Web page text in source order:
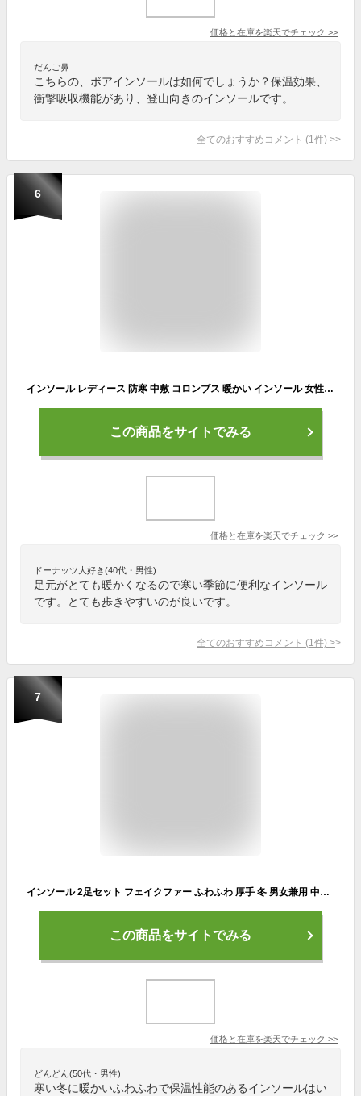
価格と在庫を楽天でチェック >>
だんご鼻
こちらの、ボアインソールは如何でしょうか？保温効果、
衝撃吸収機能があり、登山向きのインソールです。
全てのおすすめコメント (1 件) >
6
インソール レディース 防寒 中敷 コロンブス 暖かい インソール 女性 秋 冬 ウール 保温 羊毛 消臭 あたたかい 女性インソール columbus ウインターインソール 女性用 レディース 靴付属品 靴ケア用品 婦人 シューズ 履き物 【あす楽】10代 20代 30代 40代 50代 60代
この商品をサイトでみる
価格と在庫を楽天でチェック >>
ドーナッツ大好き(40代・男性)
足元がとても暖かくなるので寒い季節に便利なインソール
です。とても歩きやすいのが良いです。
全てのおすすめコメント (1 件) >
7
インソール 2足セット フェイクファー ふわふわ 厚手 冬 男女兼用 中敷き 22.5cm-27.0cm 暖かい 吸汗 防臭 防寒 保温 もこもこ 柔らかい 寒さ対策 クッション ブーツ スニーカー レディース メンズ 送料無料
この商品をサイトでみる
価格と在庫を楽天でチェック >>
どんどん(50代・男性)
寒い冬に暖かいふわふわで保温性能のあるインソールはい